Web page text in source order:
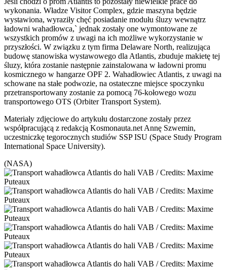
wykonania. Władze Visitor Complex, gdzie maszyna będzie
wystawiona, wyraziły chęć posiadanie modułu śluzy wewnątrz
ładowni wahadłowca,` jednak zostały one wymontowane ze
wszystkich promów z uwagi na ich możliwe wykorzystanie w
przyszłości. W związku z tym firma Delaware North, realizująca
budowę stanowiska wystawowego dla Atlantis, zbuduje makietę tej
śluzy, która zostanie następnie zainstalowana w ładowni promu
kosmicznego w hangarze OPF 2. Wahadłowiec Atlantis, z uwagi na
schowane na stałe podwozie, na ostateczne miejsce spoczynku
przetransportowany zostanie za pomocą 76-kołowego wozu
transportowego OTS (Orbiter Transport System).
Materiały zdjęciowe do artykułu dostarczone zostały przez
współpracującą z redakcją Kosmonauta.net Annę Szwemin,
uczestniczkę tegorocznych studiów SSP ISU (Space Study Program
International Space University).
(NASA)